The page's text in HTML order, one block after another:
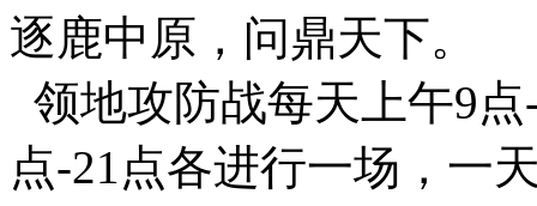
逐鹿中原，问鼎天下。
领地攻防战每天上午9
点-21点各进行一场，一